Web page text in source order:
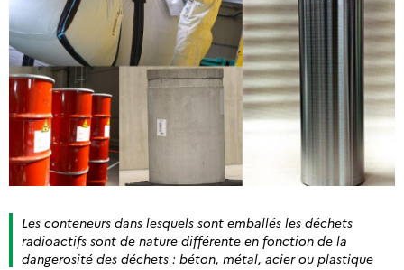
Les conteneurs dans lesquels sont emballés les déchets
radioactifs sont de nature différente en fonction de la
dangerosité des déchets : béton, métal, acier ou plastique